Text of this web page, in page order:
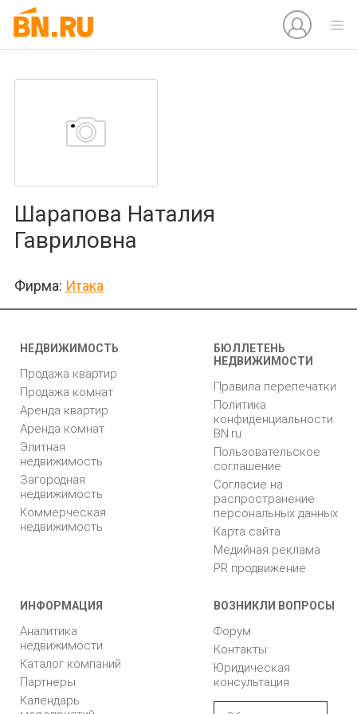
Шарапова Наталия
Гавриловна
Фирма: Итака
НЕДВИЖИМОСТЬ
Продажа квартир
Продажа комнат
Аренда квартир
Аренда комнат
Элитная
недвижимость
Загородная
недвижимость
Коммерческая
недвижимость
БЮЛЛЕТЕНЬ
НЕДВИЖИМОСТИ
Правила перепечатки
Политика
конфиденциальности
BN.ru
Пользовательское
соглашение
Согласие на
распространение
персональных данных
Карта сайта
Медийная реклама
PR продвижение
ИНФОРМАЦИЯ
Аналитика
недвижимости
Каталог компаний
Партнеры
Календарь
ВОЗНИКЛИ ВОПРОСЫ
Форум
Контакты
Юридическая
консультация